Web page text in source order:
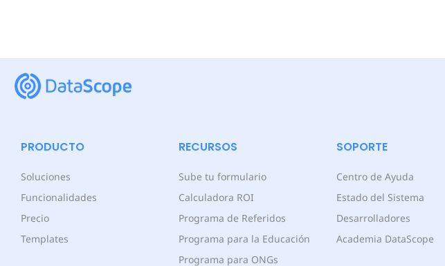
PRODUCTO
Soluciones
Funcionalidades
Precio
Templates
RECURSOS
Sube tu formulario
Calculadora ROI
Programa de Referidos
Programa para la Educación
Programa para ONGs
SOPORTE
Centro de Ayuda
Estado del Sistema
Desarrolladores
Academia DataScope